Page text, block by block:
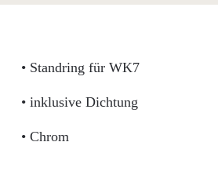
• Standring für WK7
• inklusive Dichtung
• Chrom